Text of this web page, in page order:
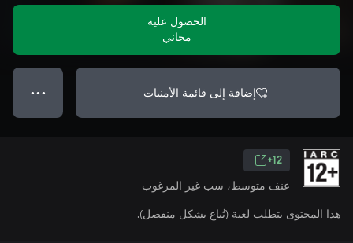
الحصول عليه
مجاني
إضافة إلى قائمة الأمنيات ● ● ●
12+
عنف متوسط، سب غير المرغوب
هذا المحتوى يتطلب لعبة (تُباع بشكل منفصل).